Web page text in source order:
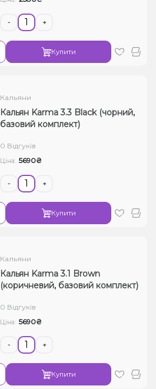
- +
Купити
Кальяни
Кальян Karma 3.3 Black (чорний,
базовий комплект)
0 Відгуків
Ціна: 5690₴
- +
Купити
Кальяни
Кальян Karma 3.1 Brown
(коричневий, базовий комплект)
0 Відгуків
Ціна: 5690₴
- +
Купити